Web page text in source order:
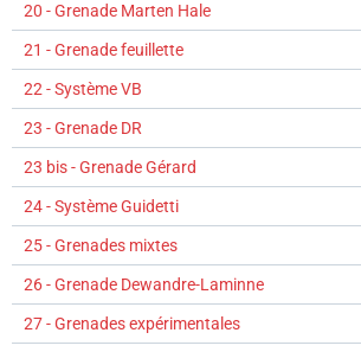
20 - Grenade Marten Hale
21 - Grenade feuillette
22 - Système VB
23 - Grenade DR
23 bis - Grenade Gérard
24 - Système Guidetti
25 - Grenades mixtes
26 - Grenade Dewandre-Laminne
27 - Grenades expérimentales